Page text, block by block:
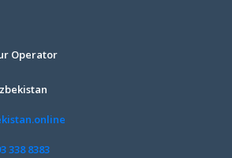
Operator
338 8383